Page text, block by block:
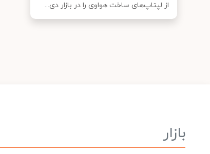
از لپ‎تاپ‌های ساخت هواوی را در بازار دی...
بازار